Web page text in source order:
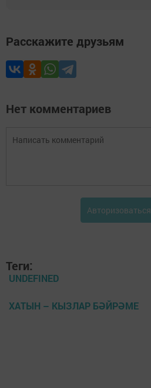
Расскажите друзьям
Нет комментариев
Авторизоваться
Теги:
UNDEFINED
ХАТЫН – КЫЗЛАР БӘЙРӘМЕ